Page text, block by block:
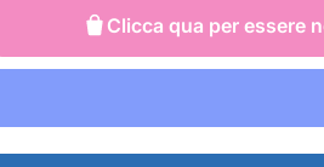
Clicca qua per essere